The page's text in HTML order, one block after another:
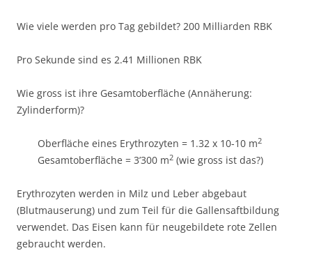
Wie viele werden pro Tag gebildet? 200 Milliarden RBK
Pro Sekunde sind es 2.41 Millionen RBK
Wie gross ist ihre Gesamtoberfläche (Annäherung:
Zylinderform)?
Oberfläche eines Erythrozyten = 1.32 x 10-10 m2
Gesamtoberfläche = 3’300 m2 (wie gross ist das?)
Erythrozyten werden in Milz und Leber abgebaut
(Blutmauserung) und zum Teil für die Gallensaftbildung
verwendet. Das Eisen kann für neugebildete rote Zellen
gebraucht werden.